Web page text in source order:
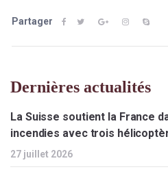
Partager
Dernières actualités
La Suisse soutient la France
incendies avec trois
27 juillet 2026